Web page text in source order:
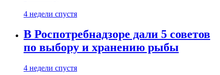
4 недели спустя
В Роспотребнадзоре дали 5 советов
по выбору и хранению рыбы
4 недели спустя